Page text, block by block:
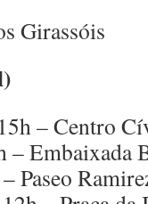
Girassóis
– Centro
– Embaixada
Paseo